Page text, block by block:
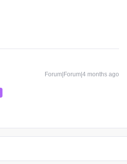
Forum|Forum|4 months ago